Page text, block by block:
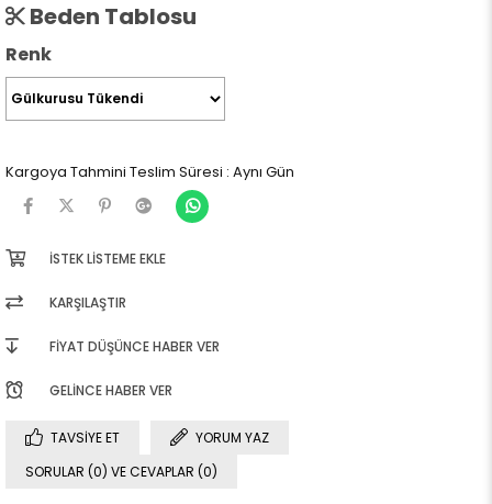
Beden Tablosu
Renk
Kargoya Tahmini Teslim Süresi : Aynı Gün
İSTEK LISTEME EKLE
KARŞILAŞTIR
FIYAT DÜŞÜNCE HABER VER
GELINCE HABER VER
TAVSIYE ET
YORUM YAZ
SORULAR (0) VE CEVAPLAR (0)